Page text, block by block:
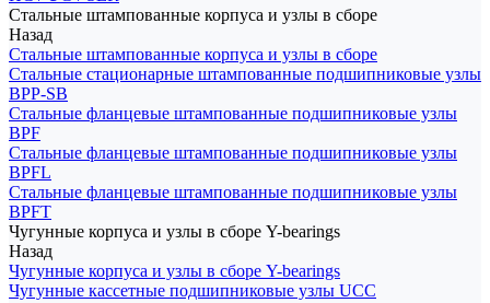
Стальные штампованные корпуса и узлы в сборе
Назад
Стальные штампованные корпуса и узлы в сборе
Стальные стационарные штампованные подшипниковые узлы
BPP-SB
Стальные фланцевые штампованные подшипниковые узлы
BPF
Стальные фланцевые штампованные подшипниковые узлы
BPFL
Стальные фланцевые штампованные подшипниковые узлы
BPFT
Чугунные корпуса и узлы в сборе Y-bearings
Назад
Чугунные корпуса и узлы в сборе Y-bearings
Чугунные кассетные подшипниковые узлы UCC